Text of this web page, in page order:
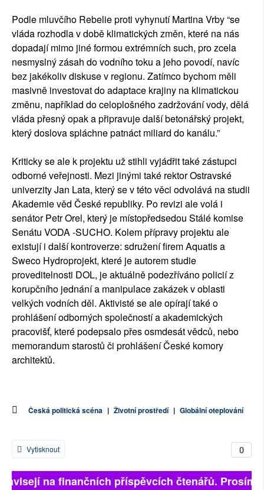
Podle mluvčího Rebelie proti vyhynutí Martina Vrby “se
vláda rozhodla v době klimatických změn, které na nás
dopadají mimo jiné formou extrémních such, pro zcela
nesmyslný zásah do vodního toku a jeho povodí, navíc
bez jakékoliv diskuse v regionu. Zatímco bychom měli
masivně investovat do adaptace krajiny na klimatickou
změnu, například do celoplošného zadržování vody, dělá
vláda přesný opak a připravuje další betonářský projekt,
který doslova spláchne patnáct miliard do kanálu.”
Kriticky se ale k projektu už stihli vyjádřit také zástupci
odborné veřejnosti. Mezi jinými také rektor Ostravské
univerzity Jan Lata, který se v této věci odvolává na studii
Akademie věd České republiky. Po revizi ale volá i
senátor Petr Orel, který je místopředsedou Stálé komise
Senátu VODA -SUCHO. Kolem přípravy projektu ale
existují i další kontroverze: sdružení firem Aquatis a
Sweco Hydroprojekt, které je autorem studie
proveditelnosti DOL, je aktuálně podezříváno policií z
korupčního jednání a manipulace zakázek v oblasti
velkých vodních děl. Aktivisté se ale opírají také o
prohlášení odborných společností a akademických
pracovišť, které podepsalo přes osmdesát vědců, nebo
memorandum starostů či prohlášení České komory
architektů.
Česká politická scéna | Životní prostředí | Globální oteplování
0
Vytisknout
na finančních příspěvcích čtenářů. Prosíme,